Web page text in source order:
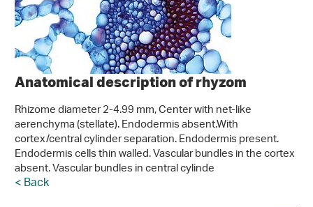
Anatomical description of rhyzom
Rhizome diameter 2-4.99 mm, Center with net-like
aerenchyma (stellate). Endodermis absent.With
cortex/central cylinder separation. Endodermis present.
Endodermis cells thin walled. Vascular bundles in the cortex
absent. Vascular bundles in central cylinde
< Back